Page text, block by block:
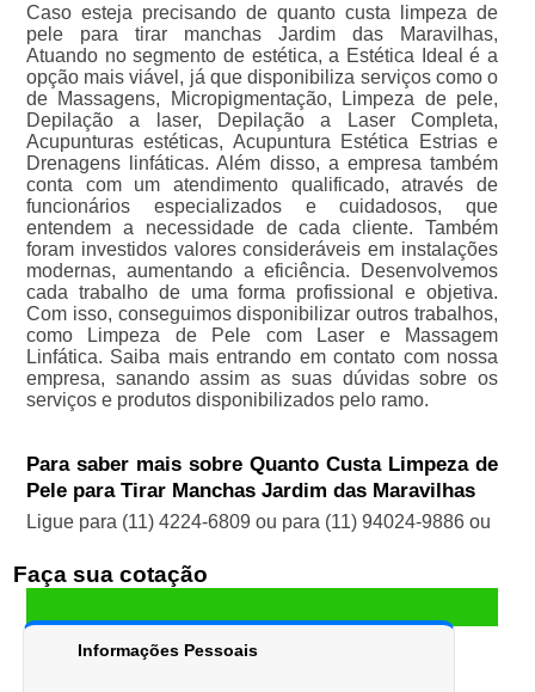
Caso esteja precisando de quanto custa limpeza de
pele para tirar manchas Jardim das Maravilhas,
Atuando no segmento de estética, a Estética Ideal é a
opção mais viável, já que disponibiliza serviços como o
de Massagens, Micropigmentação, Limpeza de pele,
Depilação a laser, Depilação a Laser Completa,
Acupunturas estéticas, Acupuntura Estética Estrias e
Drenagens linfáticas. Além disso, a empresa também
conta com um atendimento qualificado, através de
funcionários especializados e cuidadosos, que
entendem a necessidade de cada cliente. Também
foram investidos valores consideráveis em instalações
modernas, aumentando a eficiência. Desenvolvemos
cada trabalho de uma forma profissional e objetiva.
Com isso, conseguimos disponibilizar outros trabalhos,
como Limpeza de Pele com Laser e Massagem
Linfática. Saiba mais entrando em contato com nossa
empresa, sanando assim as suas dúvidas sobre os
serviços e produtos disponibilizados pelo ramo.
Para saber mais sobre Quanto Custa Limpeza de
Pele para Tirar Manchas Jardim das Maravilhas
Ligue para (11) 4224-6809 ou para (11) 94024-9886ou
Faça sua cotação
Informações Pessoais